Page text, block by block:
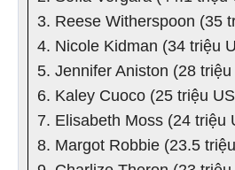
3. Reese Witherspoon (35
4. Nicole Kidman (34 triệu
5. Jennifer Aniston (28 triệu
6. Kaley Cuoco (25 triệu
7. Elisabeth Moss (24 triệu
8. Margot Robbie (23.5